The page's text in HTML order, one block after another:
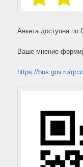
Анкета доступна по
Ваше мнение
https://bus.gov.ru/